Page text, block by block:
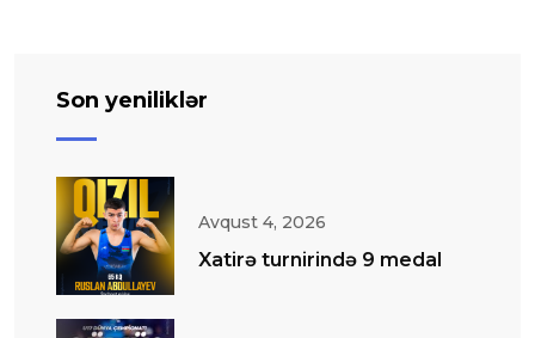
Son yeniliklər
Avqust 4, 2026
Xatirə turnirində 9 medal